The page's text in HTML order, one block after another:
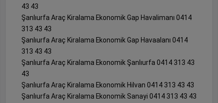
43 43
Şanlıurfa Araç Kiralama Ekonomik Gap Havalimanı 0414
313 43 43
Şanlıurfa Araç Kiralama Ekonomik Gap Havaalanı 0414
313 43 43
Şanlıurfa Araç Kiralama Ekonomik Şanlıurfa 0414 313 43
43
Şanlıurfa Araç Kiralama Ekonomik Hilvan 0414 313 43 43
Şanlıurfa Araç Kiralama Ekonomik Sanayi 0414 313 43 43